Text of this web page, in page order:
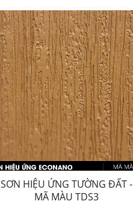
SƠN HIỆU ỨNG TƯỜNG ĐẤT -
MÃ MÀU TDS3